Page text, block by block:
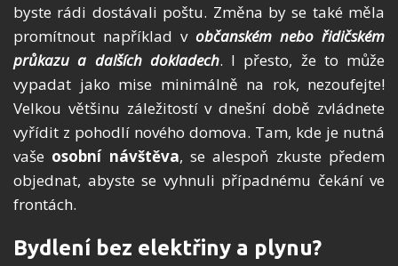
byste rádi dostávali poštu. Změna by se také měla
promítnout například v občanském nebo řidičském
průkazu a dalších dokladech. I přesto, že to může
vypadat jako mise minimálně na rok, nezoufejte!
Velkou většinu záležitostí v dnešní době zvládnete
vyřídit z pohodlí nového domova. Tam, kde je nutná
vaše osobní návštěva, se alespoň zkuste předem
objednat, abyste se vyhnuli případnému čekání ve
frontách.
Bydlení bez elektřiny a plynu?